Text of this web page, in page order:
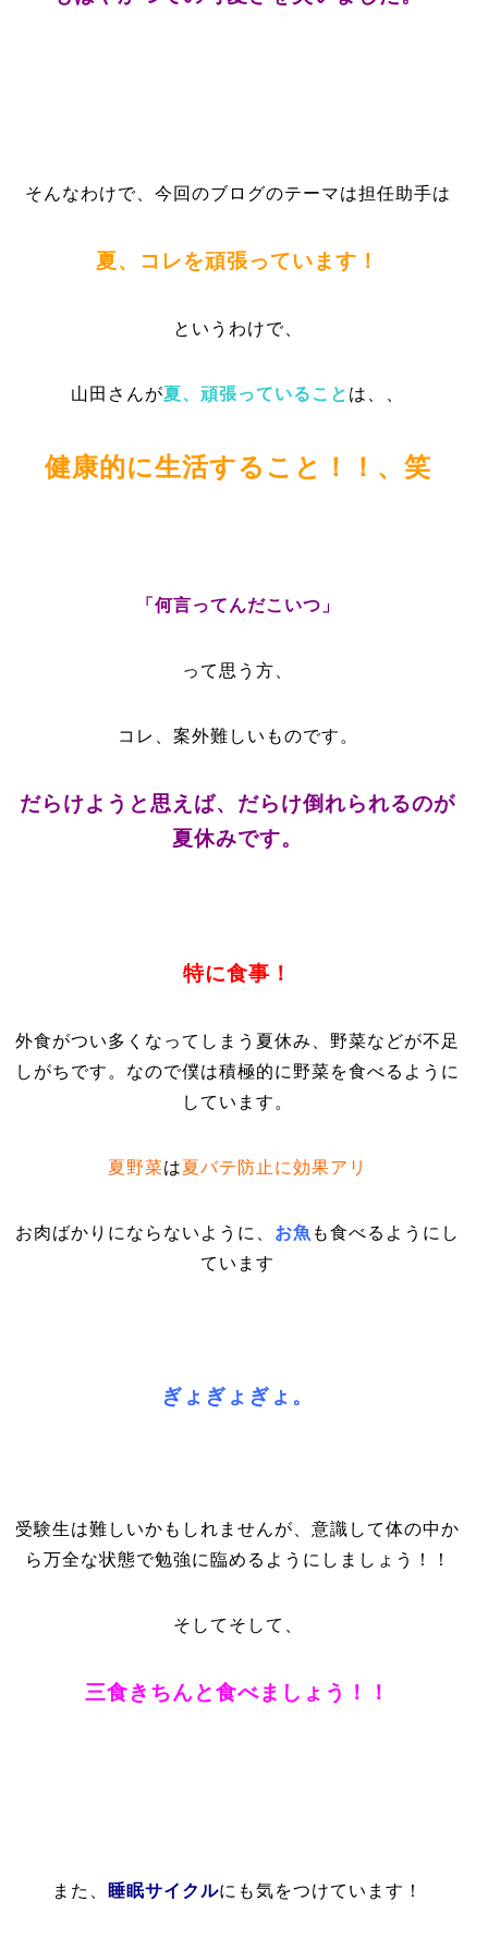
そんなわけで、今回のブログのテーマは担任助手は
夏、コレを頑張っています！
というわけで、
山田さんが夏、頑張っていること は、、
健康的に生活すること！！、笑
「何言ってんだこいつ」
って思う方、
コレ、案外難しいものです。
だらけようと思えば、だらけ倒れられるのが
夏休みです。
特に食事！
外食がつい多くなってしまう夏休み、野菜などが不足
しがちです。なので僕は積極的に野菜を食べるように
しています。
夏野菜は夏バテ防止に効果アリ
お肉ばかりにならないように、 お魚 も食べるようにし
ています
ぎょぎょぎょ。
受験生は難しいかもしれませんが、意識して体の中か
ら万全な状態で勉強に臨めるようにしましょう！！
そしてそして、
三食きちんと食べましょう！！
また、 睡眠サイクルにも気をつけています！